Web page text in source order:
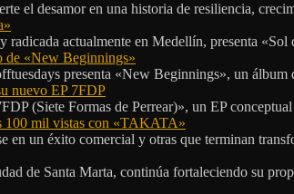
el desamor en una historia de resiliencia,
actualmente en Medellín, presenta
de «New Beginnings»
presenta «New Beginnings», un álbum
nuevo EP 7FDP
(Siete Formas de Perrear)», un EP
100 mil vistas con «TAKATA»
en un éxito comercial y otras que terminan
de Santa Marta, continúa fortaleciendo su